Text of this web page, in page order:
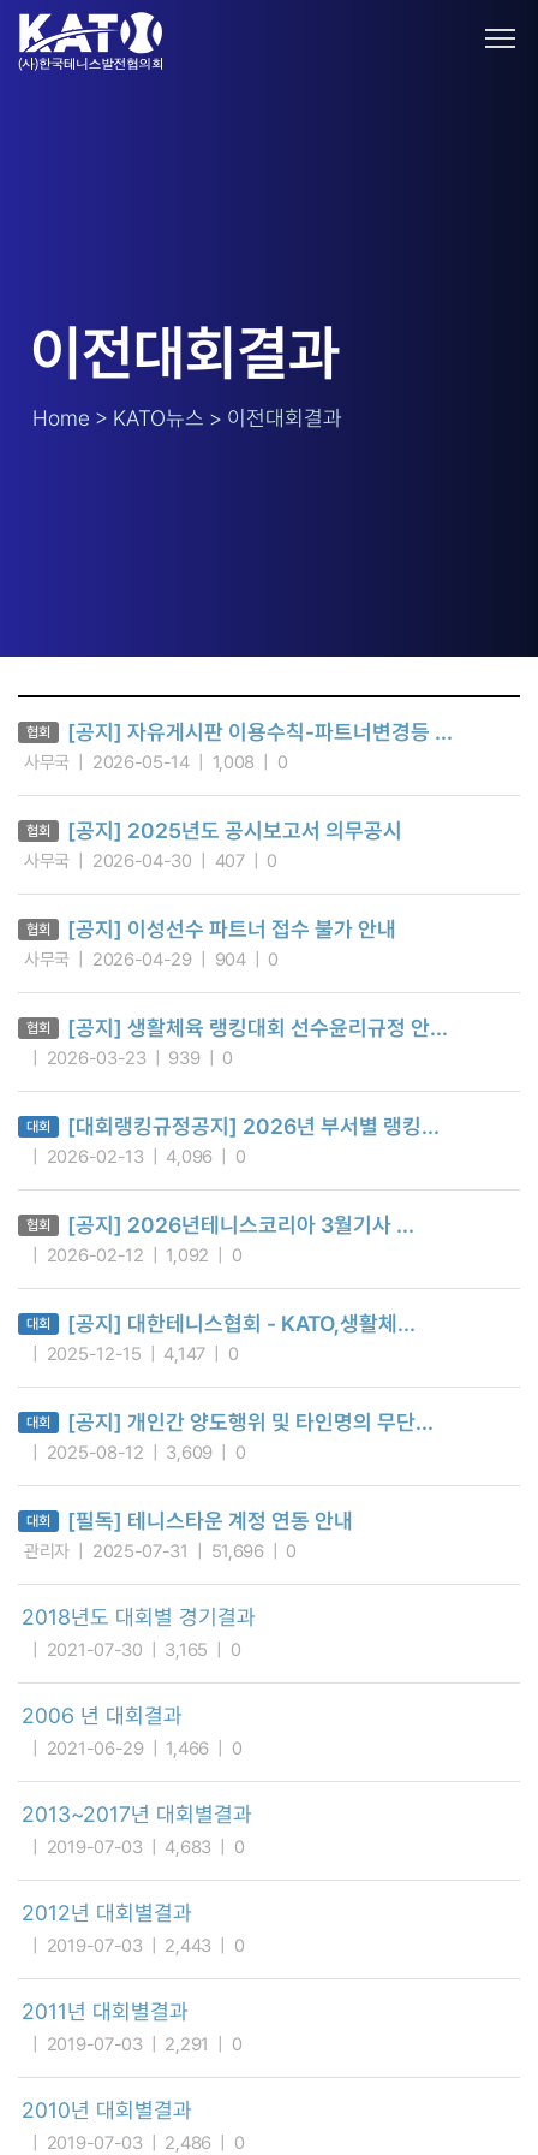
이전대회결과
Home > KATO뉴스 > 이전대회결과
협회 [공지] 자유게시판 이용수칙-파트너변경등 ...
사무국 2026-05-14 1,008 0
협회 [공지] 2025년도 공시보고서 의무공시
사무국 2026-04-30 407 0
협회 [공지] 이성선수 파트너 접수 불가 안내
사무국 2026-04-29 904 0
협회 [공지] 생활체육 랭킹대회 선수윤리규정 안...
2026-03-23 939 0
대회 [대회랭킹규정공지] 2026년 부서별 랭킹...
2026-02-13 4,096 0
협회 [공지] 2026년테니스코리아 3월기사 ...
2026-02-12 1,092 0
대회 [공지] 대한테니스협회 - KATO,생활체...
2025-12-15 4,147 0
대회 [공지] 개인간 양도행위 및 타인명의 무단...
2025-08-12 3,609 0
대회 [필독] 테니스타운 계정 연동 안내
관리자 2025-07-31 51,696 0
2018년도 대회별 경기결과
2021-07-30 3,165 0
2006 년 대회결과
2021-06-29 1,466 0
2013~2017년 대회별결과
2019-07-03 4,683 0
2012년 대회별결과
2019-07-03 2,443 0
2011년 대회별결과
2019-07-03 2,291 0
2010년 대회별결과
2019-07-03 2,486 0